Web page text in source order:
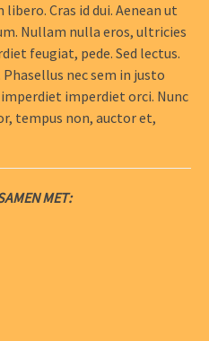
Cras id dui. Aenean ut
Nullam nulla eros, ultricies
feugiat, pede. Sed lectus.
nec sem in justo
imperdiet orci. Nunc
tempus non, auctor et,
MET: